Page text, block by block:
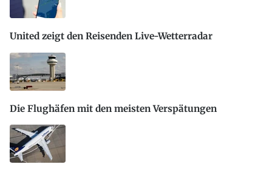
United zeigt den Reisenden Live-Wetterradar
Die Flughäfen mit den meisten Verspätungen